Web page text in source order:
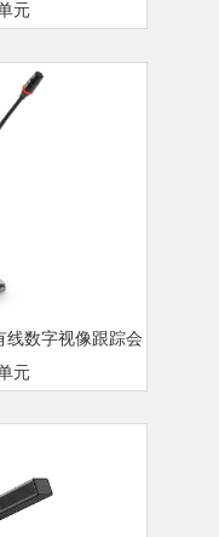
元
线数字视像跟踪会
元